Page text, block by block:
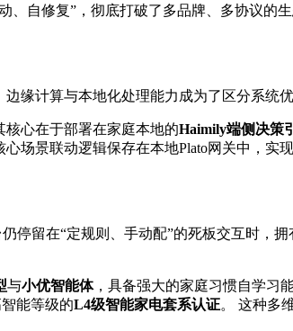
自修复”，彻底打破了多品牌、多协议的
缘计算与本地化处理能力成为了区分系统优
心在于部署在家庭本地的Haimily端侧决策
场景联动逻辑保存在本地Plato网关中，实
停留在“定规则、手动配”的死板交互时，
与小优智能体，具备强大的家庭习惯自学习
能等级的L4级智能家电套系认证。 这种多